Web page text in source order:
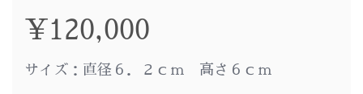
¥ 120,000
サイズ：直径６．２ｃｍ 高さ６ｃｍ